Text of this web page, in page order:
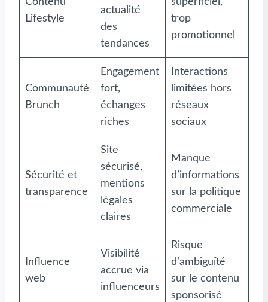
Lifestyle
actualité
des
tendances
trop
promotionnel
Communauté
Brunch
Engagement
fort,
échanges
riches
Interactions
limitées hors
réseaux
sociaux
Sécurité et
transparence
Site
sécurisé,
mentions
légales
claires
Manque
d’informations
sur la politique
commerciale
Influence
web
Visibilité
accrue via
influenceurs
Risque
d’ambiguïté
sur le contenu
sponsorisé